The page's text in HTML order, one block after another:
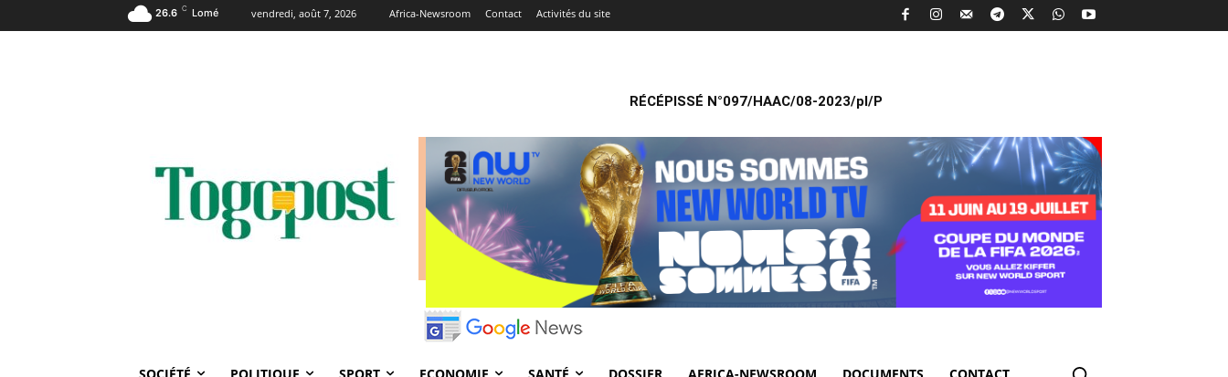
26.6 C Lomé vendredi, août 7, 2026 Africa-Newsroom Contact Activités du site
RÉCÉPISSÉ N°097/HAAC/08-2023/pl/P
SOCIÉTÉ POLITIQUE SPORT ECONOMIE SANTÉ DOSSIER AFRICA-NEWSROOM DOCUMENTS CONTACT